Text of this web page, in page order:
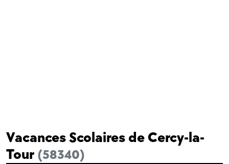
Vacances Scolaires de Cercy-la-
Tour (58340)